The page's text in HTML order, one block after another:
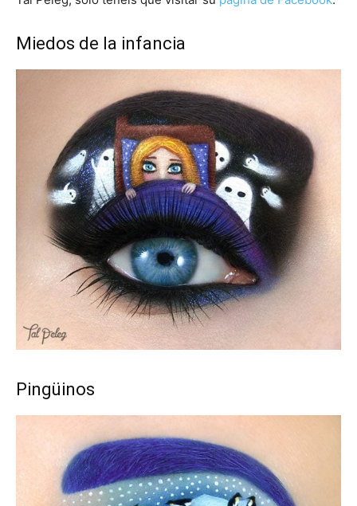
Miedos de la infancia
Pingüinos